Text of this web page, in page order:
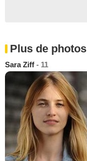
Plus de photos
Sara Ziff - 11